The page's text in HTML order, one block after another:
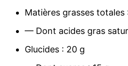
Matières grasses totales
— Dont acides gras
Glucides : 20 g